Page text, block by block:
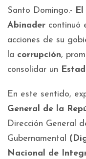
Santo Domingo.-
Abinader continuó
acciones de su
la corrupción,
consolidar un
En este sentido,
General de la
Dirección General
Gubernamental
Nacional de